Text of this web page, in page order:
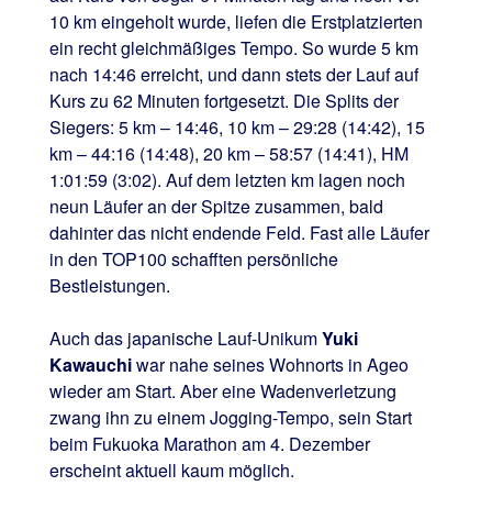
10 km eingeholt wurde, liefen die Erstplatzierten
ein recht gleichmäßiges Tempo. So wurde 5 km
nach 14:46 erreicht, und dann stets der Lauf auf
Kurs zu 62 Minuten fortgesetzt. Die Splits der
Siegers: 5 km – 14:46, 10 km – 29:28 (14:42), 15
km – 44:16 (14:48), 20 km – 58:57 (14:41), HM
1:01:59 (3:02). Auf dem letzten km lagen noch
neun Läufer an der Spitze zusammen, bald
dahinter das nicht endende Feld. Fast alle Läufer
in den TOP100 schafften persönliche
Bestleistungen.
Auch das japanische Lauf-UnikumYuki
Kawauchiwar nahe seines Wohnorts in Ageo
wieder am Start. Aber eine Wadenverletzung
zwang ihn zu einem Jogging-Tempo, sein Start
beim Fukuoka Marathon am 4. Dezember
erscheint aktuell kaum möglich.